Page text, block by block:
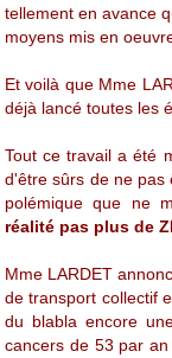
tellement en avance
moyens mis en
Et voilà que Mme
déjà lancé toutes les
Tout ce travail a été
d'être sûrs de ne pas
polémique que ne
réalité pas plus de
Mme LARDET
de transport collectif
du blabla encore
cancers de 53 par